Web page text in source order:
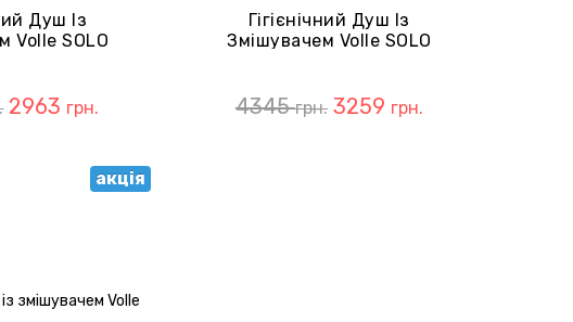
Душ Із
Volle SOLO
2963 грн.
Гігієнічний Душ Із
Змішувачем Volle SOLO
4345грн. 3259 грн.
акція